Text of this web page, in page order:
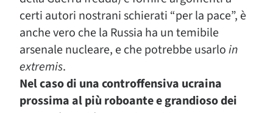
certi autori nostrani schierati “per la pace”, è
anche vero che la Russia ha un temibile
arsenale nucleare, e che potrebbe usarloin
extremis.
Nel caso di una controffensiva ucraina
prossima al più roboante e grandioso dei